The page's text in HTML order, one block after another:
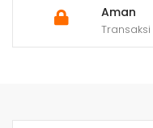
Aman